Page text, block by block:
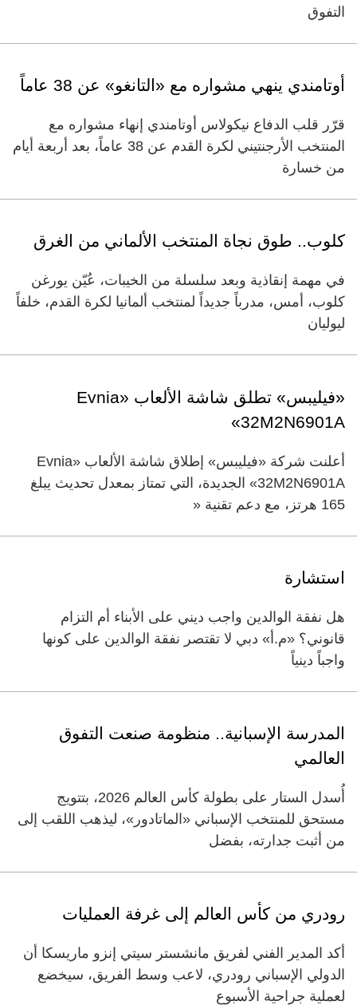
التفوق
أوتامندي ينهي مشواره مع «التانغو» عن 38 عاماً
قرّر قلب الدفاع نيكولاس أوتامندي إنهاء مشواره مع
المنتخب الأرجنتيني لكرة القدم عن 38 عاماً، بعد أربعة أيام
من خسارة
كلوب.. طوق نجاة المنتخب الألماني من الغرق
في مهمة إنقاذية وبعد سلسلة من الخيبات، عُيّن يورغن
كلوب، أمس، مدرباً جديداً لمنتخب ألمانيا لكرة القدم، خلفاً
ليوليان
«فيليبس» تطلق شاشة الألعاب «Evnia
32M2N6901A»
أعلنت شركة «فيليبس» إطلاق شاشة الألعاب «Evnia
32M2N6901A» الجديدة، التي تمتاز بمعدل تحديث يبلغ
165 هرتز، مع دعم تقنية «
استشارة
هل نفقة الوالدين واجب ديني على الأبناء أم التزام
قانوني؟ «م.أ» دبي لا تقتصر نفقة الوالدين على كونها
واجباً دينياً
المدرسة الإسبانية.. منظومة صنعت التفوق
العالمي
أُسدل الستار على بطولة كأس العالم 2026، بتتويج
مستحق للمنتخب الإسباني «الماتادور»، ليذهب اللقب إلى
من أثبت جدارته، بفضل
رودري من كأس العالم إلى غرفة العمليات
أكد المدير الفني لفريق مانشستر سيتي إنزو ماريسكا أن
الدولي الإسباني رودري، لاعب وسط الفريق، سيخضع
لعملية جراحية الأسبوع